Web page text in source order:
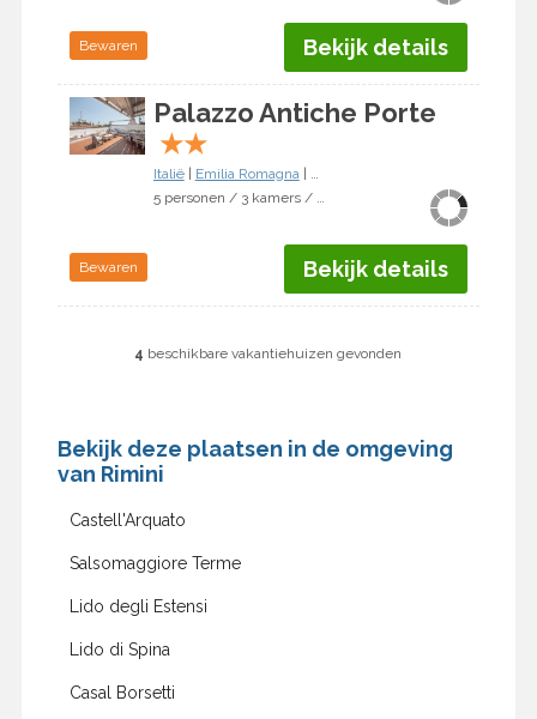
Bewaren Bekijk details
Palazzo Antiche Porte
★★
Italië| Emilia Romagna| Rimini
5 personen / 3 kamers / 2 slaapkamers
Bewaren Bekijk details
4 beschikbare vakantiehuizen gevonden
Bekijk deze plaatsen in de omgeving
van Rimini
Castell'Arquato
Salsomaggiore Terme
Lido degli Estensi
Lido di Spina
Casal Borsetti